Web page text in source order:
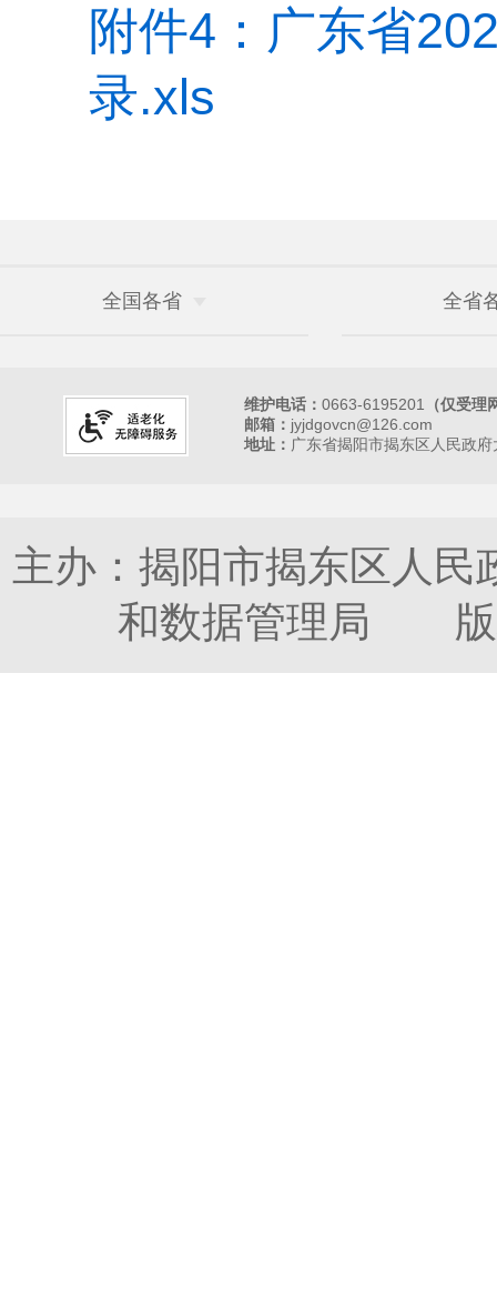
附件4：广东省
录.xls
全国各省 全省
维护电话： 0663-6195201 （仅受
邮箱： jyjdgovcn@126.com
地址： 广东省揭阳市揭东区人民政
主办：揭阳市揭东区人
和数据管理局 版